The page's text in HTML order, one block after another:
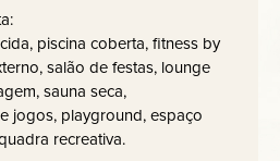
piscina coberta, fitness by
salão de festas, lounge
sauna seca,
jogos, playground, espaço
recreativa.